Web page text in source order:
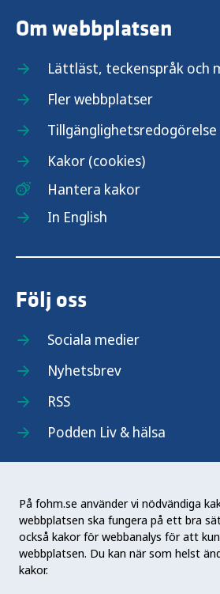
På fohm.se använder vi nödvändiga
webbplatsen ska fungera på ett bra
också kakor för webbanalys för att
webbplatsen. Du kan när som helst
kakor.
Om webbplatsen
Lättläst, teckenspråk och
Fler webbplatser
Tillgänglighetsredogörelse
Kakor (cookies)
Hantera kakor
In English
Följ oss
Sociala medier
Nyhetsbrev
RSS
Podden Liv & hälsa
Folkhälsomyndigheten (Fohm)
kunskapsmyndighet som
folkhälsa. Det gör myndigheten